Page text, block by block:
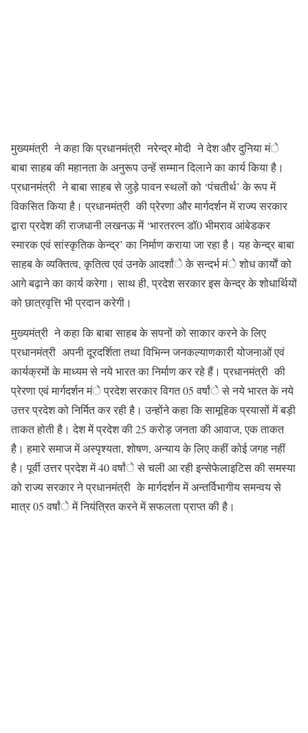
मुख्यमंत्री ने कहा कि प्रधानमंत्री नरेन्द्र मोदी ने देश और दुनिया मंे
बाबा साहब की महानता के अनुरूप उन्हें सम्मान दिलाने का कार्य किया है।
प्रधानमंत्री ने बाबा साहब से जुड़े पावन स्थलों को ‘पंचतीर्थ’ के रूप में
विकसित किया है। प्रधानमंत्री की प्रेरणा और मार्गदर्शन में राज्य सरकार
द्वारा प्रदेश की राजधानी लखनऊ में ‘भारतरत्न डॉ0 भीमराव आंबेडकर
स्मारक एवं सांस्कृतिक केन्द्र’ का निर्माण कराया जा रहा है। यह केन्द्र बाबा
साहब के व्यक्तित्व, कृतित्व एवं उनके आदर्शांे के सन्दर्भ मंे शोध कार्याें को
आगे बढ़ाने का कार्य करेगा। साथ ही, प्रदेश सरकार इस केन्द्र के शोधार्थियों
को छात्रवृत्ति भी प्रदान करेगी।
मुख्यमंत्री ने कहा कि बाबा साहब के सपनों को साकार करने के लिए
प्रधानमंत्री अपनी दूरदर्शिता तथा विभिन्न जनकल्याणकारी योजनाओं एवं
कार्यक्रमों के माध्यम से नये भारत का निर्माण कर रहे हैं। प्रधानमंत्री की
प्रेरणा एवं मार्गदर्शन मंे प्रदेश सरकार विगत 05 वर्षांे से नये भारत के नये
उत्तर प्रदेश को निर्मित कर रही है। उन्होंने कहा कि सामूहिक प्रयासों में बड़ी
ताकत होती है। देश में प्रदेश की 25 करोड़ जनता की आवाज, एक ताकत
है। हमारे समाज में अस्पृश्यता, शोषण, अन्याय के लिए कहीं कोई जगह नहीं
है। पूर्वी उत्तर प्रदेश में 40 वर्षांे से चली आ रही इन्सेफेलाइटिस की समस्या
को राज्य सरकार ने प्रधानमंत्री के मार्गदर्शन में अन्तर्विभागीय समन्वय से
मात्र 05 वर्षांे में नियंत्रित करने में सफलता प्राप्त की है।